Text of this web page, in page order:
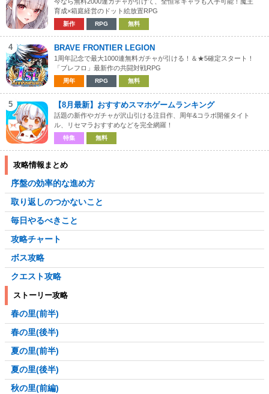
育成×箱庭経営のドット絵放置RPG
新作 RPG 無料
4 BRAVE FRONTIER LEGION
1周年記念で最大1000連無料ガチャが引ける！＆★5確定スタート！
「ブレフロ」最新作の共闘対戦RPG
周年 RPG 無料
5 【8月最新】おすすめスマホゲームランキング
話題の新作やガチャが沢山引ける注目作、周年&コラボ開催タイト
ル、リセマラおすすめなどを完全網羅！
特集 無料
攻略情報まとめ
序盤の効率的な進め方
取り返しのつかないこと
毎日やるべきこと
攻略チャート
ボス攻略
クエスト攻略
ストーリー攻略
春の里(前半)
春の里(後半)
夏の里(前半)
夏の里(後半)
秋の里(前編)